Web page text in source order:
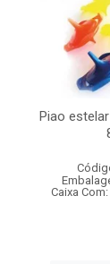
Piao
Caixa